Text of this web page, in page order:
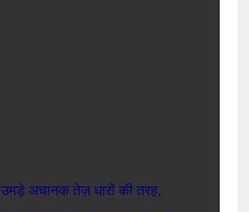
उमड़े अचानक तेज़ धारों की तरह,